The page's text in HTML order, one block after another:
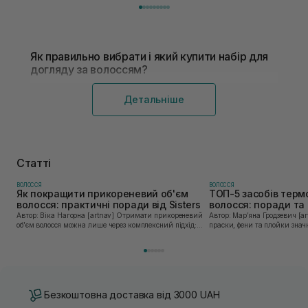
Як правильно вибрати і який купити набір для
догляду за волоссям?
Детальніше
Статті
ВОЛОССЯ
Як покращити прикореневий об'єм
волосся: практичні поради від Sisters
Автор: Віка Нагорна [artnav] Отримати прикореневий
об’єм волосся можна лише через комплексний підхід:
ВОЛОССЯ
ТОП-5 засобів
волосся: поради та
Sisters
Автор: Марʼяна Гродзевич [artnav] Сучасні
праски, фени та плойки
Безкоштовна доставка від 3000 UAH